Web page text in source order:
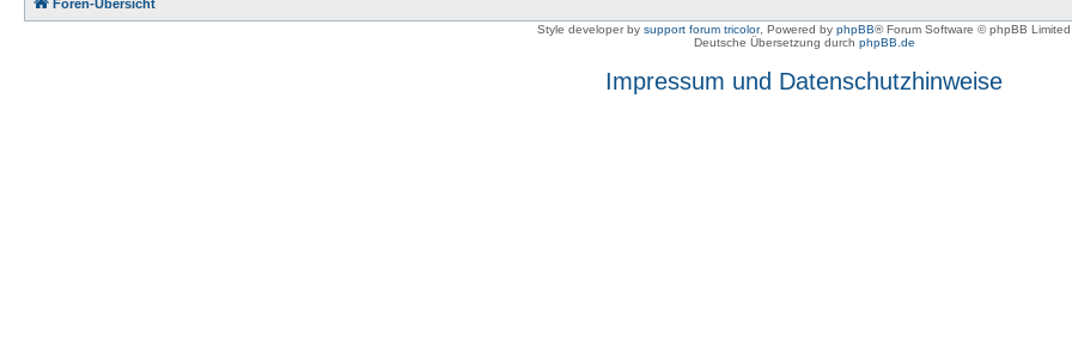
Foren-Übersicht
Style developer by support forum tricolor, Powered by phpBB® Forum Software © phpBB Limited
Deutsche Übersetzung durch phpBB.de
Impressum und Datenschutzhinweise